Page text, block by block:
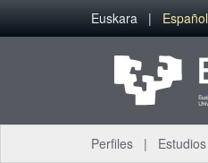
Saltar al contenido principal
Euskara Español
Perfiles Estudios